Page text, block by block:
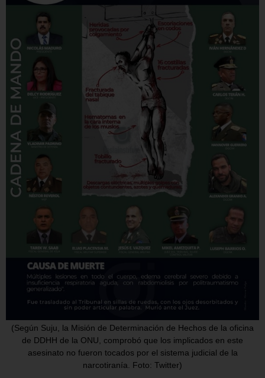
(Según Suju, la Misión de Determinación de Hechos de la oficina
de DDHH de la ONU, comprobó que los implicados en este
asesinato no fueron tocados por el sistema judicial de la
narcotiranía. Foto: Twitter)